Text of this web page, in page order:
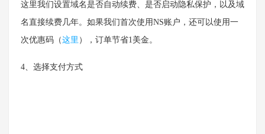
这里我们设置域名是否自动续费、是否启动隐私保护，以及域
名直接续费几年。如果我们首次使用NS账户，还可以使用一
次优惠码（这里 ），订单节省1美金。
4、选择支付方式